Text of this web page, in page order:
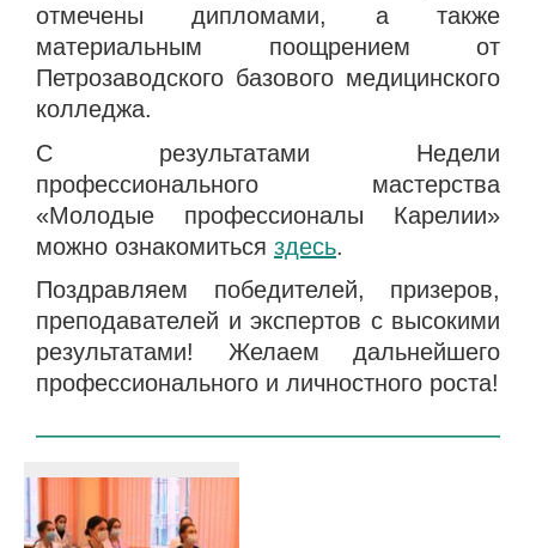
отмечены дипломами, а также
материальным поощрением от
Петрозаводского базового медицинского
колледжа.
С результатами Недели
профессионального мастерства
«Молодые профессионалы Карелии»
можно ознакомиться здесь.
Поздравляем победителей, призеров,
преподавателей и экспертов с высокими
результатами! Желаем дальнейшего
профессионального и личностного роста!